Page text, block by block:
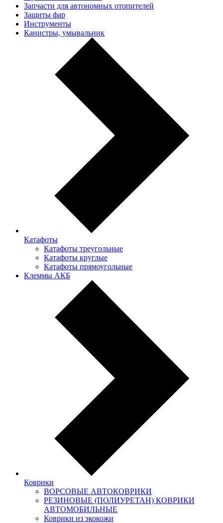
Запчасти для автономных отопителей
Защиты фар
Инструменты
Канистры, умывальник
Катафоты
Катафоты треугольные
Катафоты круглые
Катафоты прямоугольные
Клеммы АКБ
Коврики
ВОРСОВЫЕ АВТОКОВРИКИ
РЕЗИНОВЫЕ (ПОЛИУРЕТАН) КОВРИКИ
АВТОМОБИЛЬНЫЕ
Коврики из экокожи